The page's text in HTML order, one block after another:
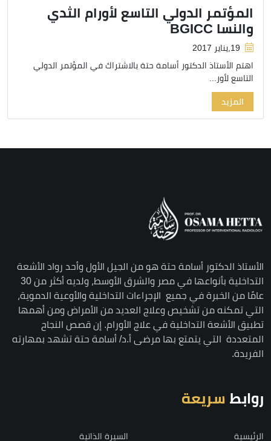
المؤتمر الدولي التاسع لأورام الثدي
والنسا BGICC
19,يناير 2017
اهتم الأستاذ الدكتور أسامة حتة بالاشتراك في المؤتمر الدولي
التاسع لأور...
المزيد
الأستاذ الدكتور أسامة حتة هو من الجيل الأول وأحد رواد الأشعة
التداخلية بأنواعها في مصر والشرق الأوسط، ولديه أكثر من 30
عامًا من الخبرة في جميع الإجراءات التداخلية والأوعية الدموية،
التي تمكنه من تشخيص وعلاج العديد من الأمراض ومن أهمها
تطبيق الأشعة التداخلية في علاج الأورام. إن قصص النجاح
المتعددة التي يتمتع بها مرضى أ.د/ أسامة حتة تشهد بمهارته
الفريدة.
روابط سريعة
الرئيسية
السيرة الذاتية